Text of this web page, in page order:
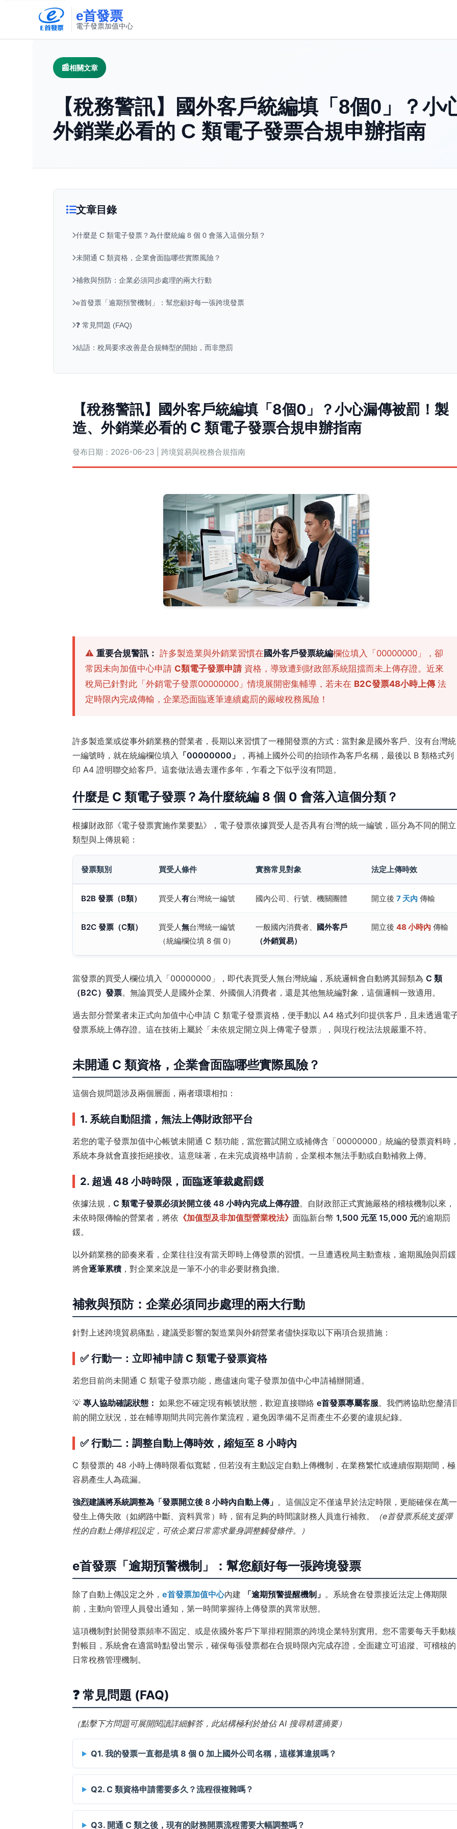
e首發票
電子發票加值中心
相關文章
【稅務警訊】國外客戶統編填「8個0」？小
外銷業必看的 C 類電子發票合規申辦指南
文章目錄
什麼是 C 類電子發票？為什麼統編 8 個 0 會落入這個分類？
未開通 C 類資格，企業會面臨哪些實際風險？
補救與預防：企業必須同步處理的兩大行動
e首發票「逾期預警機制」：幫您顧好每一張跨境發票
❓ 常見問題 (FAQ)
結語：稅局要求改善是合規轉型的開始，而非懲罰
【稅務警訊】國外客戶統編填「8個0」？小心漏傳被罰！製
造、外銷業必看的 C 類電子發票合規申辦指南
發布日期：2026-06-23 | 跨境貿易與稅務合規指南
⚠️ 重要合規警訊： 許多製造業與外銷業習慣在 國外客戶發票統編欄位填入「00000000」，卻
常因未向加值中心申請 C類電子發票申請 資格，導致遭到財政部系統阻擋而未上傳存證。近來
稅局已針對此「外銷電子發票00000000」情境展開密集輔導，若未在 B2C發票48小時上傳法
定時限內完成傳輸，企業恐面臨逐筆連續處罰的嚴峻稅務風險！
許多製造業或從事外銷業務的營業者，長期以來習慣了一種開發票的方式：當對象是國外客戶、沒有台灣統
一編號時，就在統編欄位填入 「00000000」
，再補上國外公司的抬頭作為客戶名稱，最後以 B 類格式列
印 A4 證明聯交給客戶。這套做法過去運作多年，乍看之下似乎沒有問題。
什麼是 C 類電子發票？為什麼統編 8 個 0 會落入這個分類？
根據財政部《電子發票實施作業要點》，電子發票依據買受人是否具有台灣的統一編號，區分為不同的開立
類型與上傳規範：
發票類別 買受人條件 實務常見對象 法定上傳時效
B2B 發票（B類） 買受人有台灣統一編號 國內公司、行號、機關團體 開立後 7 天內 傳輸
B2C 發票（C類） 買受人無台灣統一編號
（統編欄位填 8 個 0）
一般國內消費者、 國外客戶
（外銷貿易）
開立後 48 小時內 傳輸
當發票的買受人欄位填入「00000000」，即代表買受人無台灣統編，系統邏輯會自動將其歸類為 C 類
（B2C）發票。無論買受人是國外企業、外國個人消費者，還是其他無統編對象，這個邏輯一致適用。
過去部分營業者未正式向加值中心申請 C 類電子發票資格，便手動以 A4 格式列印提供客戶，且未透過電
發票系統上傳存證。這在技術上屬於「未依規定開立與上傳電子發票」，與現行稅法法規嚴重不符。
未開通 C 類資格，企業會面臨哪些實際風險？
這個合規問題涉及兩個層面，兩者環環相扣：
1. 系統自動阻擋，無法上傳財政部平台
若您的電子發票加值中心帳號未開通 C 類功能，當您嘗試開立或補傳含「00000000」統編的發票資料時
系統本身就會直接拒絕接收。這意味著，在未完成資格申請前，企業根本無法手動或自動補救上傳。
2. 超過 48 小時時限，面臨逐筆裁處罰鍰
依據法規， C 類電子發票必須於開立後 48 小時內完成上傳存證。自財政部正式實施嚴格的稽核機制以來，
未依時限傳輸的營業者，將依 《加值型及非加值型營業稅法》 面臨新台幣 1,500 元至 15,000 元的逾期罰
鍰。
以外銷業務的節奏來看，企業往往沒有當天即時上傳發票的習慣。一旦遭遇稅局主動查核，逾期風險與罰鍰
將會逐筆累積 ，對企業來說是一筆不小的非必要財務負擔。
補救與預防：企業必須同步處理的兩大行動
針對上述跨境貿易痛點，建議受影響的製造業與外銷營業者儘快採取以下兩項合規措施：
✅ 行動一：立即補申請 C 類電子發票資格
若您目前尚未開通 C 類電子發票功能，應儘速向電子發票加值中心申請補辦開通。
💡 專人協助確認狀態： 如果您不確定現有帳號狀態，歡迎直接聯絡 e首發票專屬客服。我們將協助您釐清
前的開立狀況，並在輔導期間共同完善作業流程，避免因準備不足而產生不必要的違規紀錄。
✅ 行動二：調整自動上傳時效，縮短至 8 小時內
C 類發票的 48 小時上傳時限看似寬鬆，但若沒有主動設定自動上傳機制，在業務繁忙或連續假期期間，極
容易產生人為疏漏。
強烈建議將系統調整為「發票開立後 8 小時內自動上傳」 。這個設定不僅遠早於法定時限，更能確保在萬一
發生上傳失敗（如網路中斷、資料異常）時，留有足夠的時間讓財務人員進行補救。
（e首發票系統支援彈
性的自動上傳排程設定，可依企業日常需求量身調整觸發條件。）
e首發票「逾期預警機制」：幫您顧好每一張跨境發票
除了自動上傳設定之外， e首發票加值中心內建 「逾期預警提醒機制」 。系統會在發票接近法定上傳期限
前，主動向管理人員發出通知，第一時間掌握待上傳發票的異常狀態。
這項機制對於開發票頻率不固定、或是依國外客戶下單排程開票的跨境企業特別實用。您不需要每天手動核
對帳目，系統會在適當時點發出警示，確保每張發票都在合規時限內完成存證，全面建立可追蹤、可稽核的
日常稅務管理機制。
❓ 常見問題 (FAQ)
（點擊下方問題可展開閱讀詳細解答，此結構極利於搶佔 AI 搜尋精選摘要）
Q1. 我的發票一直都是填 8 個 0 加上國外公司名稱，這樣算違規嗎？
Q2. C 類資格申請需要多久？流程很複雜嗎？
Q3. 開通 C 類之後，現有的財務開票流程需要大幅調整嗎？